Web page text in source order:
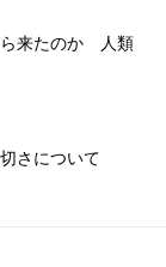
ら来たのか 人類
さについて